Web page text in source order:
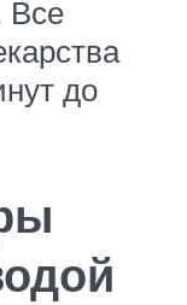
Все
до